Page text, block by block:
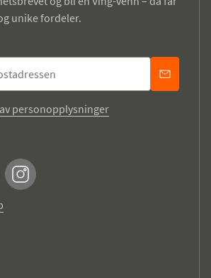
unike fordeler.
personopplysninger
Instagram